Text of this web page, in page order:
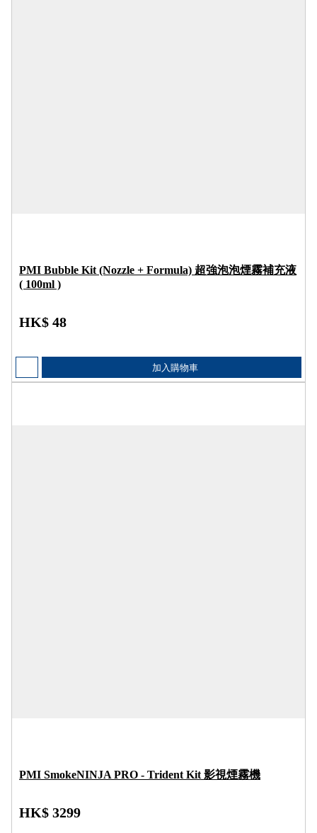
PMI Bubble Kit (Nozzle + Formula) 超強泡泡煙霧補充液
( 100ml )
HK$ 48
加入購物車
PMI SmokeNINJA PRO - Trident Kit 影視煙霧機
HK$ 3299